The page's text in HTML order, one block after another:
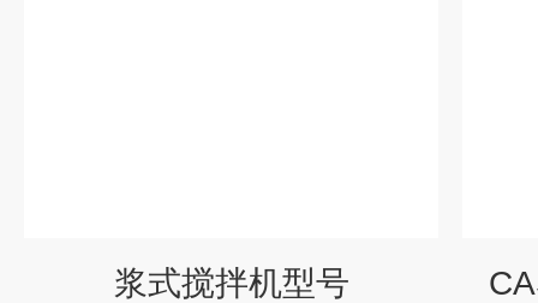
浆式搅拌机型号